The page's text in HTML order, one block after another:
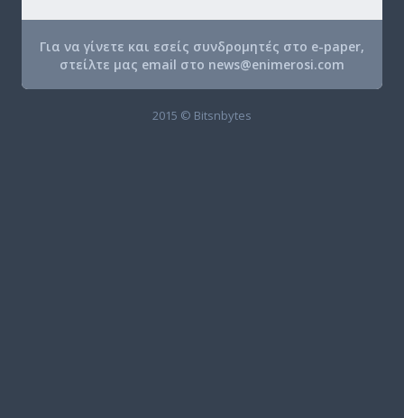
Για να γίνετε και εσείς συνδρομητές στο e-paper,
στείλτε μας email στο news@enimerosi.com
2015 © Bitsnbytes